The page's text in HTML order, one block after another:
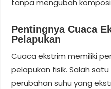
tanpa mengubah
Pentingnya Cuaca
Pelapukan
Cuaca ekstrim memiliki
pelapukan fisik. Salah
perubahan suhu yang